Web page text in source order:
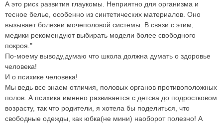
А это риск развития глаукомы. Неприятно для организма и
тесное белье, особенно из синтетических материалов. Оно
вызывает болезни мочеполовой системы. В связи с этим,
медики рекомендуют выбирать модели более свободного
покроя."
По-моему выводу,думаю что школа должна думать о здоровье
человека!
И о психике человека!
Мы ведь все знаем отличия, половых органов противоположных
полов. А психика именно развивается с детсва до подростковом
возрасту, так что родители, я хотела бы поделиться, что
свободные одежды, как юбка(не мини) наоборот полезно! А